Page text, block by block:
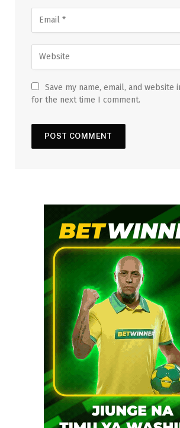
Save my name, email, and website
for the next time I comment.